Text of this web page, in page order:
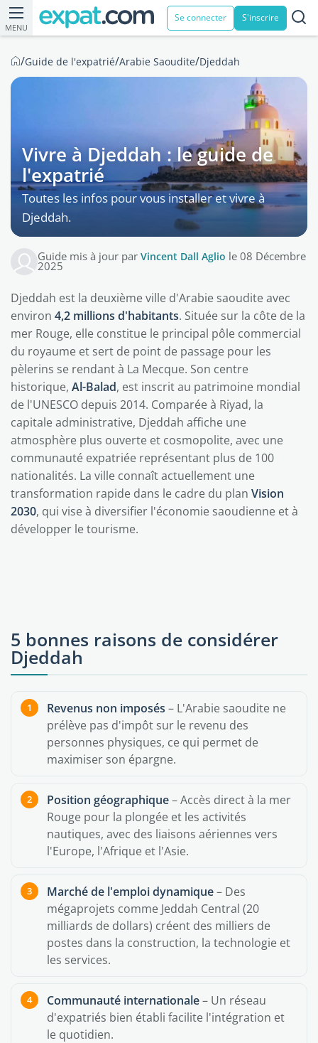
MENU
Se connecter S'inscrire
/Guide de l'expatrié/Arabie Saoudite/Djeddah
Vivre à Djeddah : le guide de
l'expatrié
Toutes les infos pour vous installer et vivre à
Djeddah.
Guide mis à jour par Vincent Dall Aglio le 08 Décembre
2025
Djeddah est la deuxième ville d'Arabie saoudite avec
environ 4,2 millions d'habitants. Située sur la côte de la
mer Rouge, elle constitue le principal pôle commercial
du royaume et sert de point de passage pour les
pèlerins se rendant à La Mecque. Son centre
historique, Al-Balad, est inscrit au patrimoine mondial
de l'UNESCO depuis 2014. Comparée à Riyad, la
capitale administrative, Djeddah affiche une
atmosphère plus ouverte et cosmopolite, avec une
communauté expatriée représentant plus de 100
nationalités. La ville connaît actuellement une
transformation rapide dans le cadre du plan Vision
2030, qui vise à diversifier l'économie saoudienne et à
développer le tourisme.
5 bonnes raisons de considérer
Djeddah
Revenus non imposés – L'Arabie saoudite ne
prélève pas d'impôt sur le revenu des
personnes physiques, ce qui permet de
maximiser son épargne.
Position géographique– Accès direct à la mer
Rouge pour la plongée et les activités
nautiques, avec des liaisons aériennes vers
l'Europe, l'Afrique et l'Asie.
Marché de l'emploi dynamique– Des
mégaprojets comme Jeddah Central (20
milliards de dollars) créent des milliers de
postes dans la construction, la technologie et
les services.
Communauté internationale– Un réseau
d'expatriés bien établi facilite l'intégration et
le quotidien.